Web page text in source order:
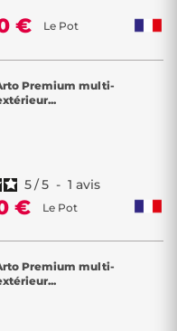
€ Le Pot
Premium multi-
5/5 - 1 avis
€ Le Pot
Premium multi-